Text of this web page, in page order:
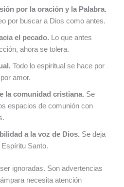
por la oración y la Palabra.
por buscar a Dios como antes.
el pecado. Lo que antes
ahora se tolera.
Todo lo espiritual se hace por
amor.
la comunidad cristiana. Se
espacios de comunión con
a la voz de Dios. Se deja
Santo.
ignoradas. Son advertencias
necesita atención